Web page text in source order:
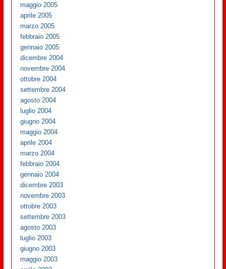
maggio 2005
aprile 2005
marzo 2005
febbraio 2005
gennaio 2005
dicembre 2004
novembre 2004
ottobre 2004
settembre 2004
agosto 2004
luglio 2004
giugno 2004
maggio 2004
aprile 2004
marzo 2004
febbraio 2004
gennaio 2004
dicembre 2003
novembre 2003
ottobre 2003
settembre 2003
agosto 2003
luglio 2003
giugno 2003
maggio 2003